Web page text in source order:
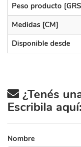
Peso producto
Medidas [CM]
Disponible desde
¿Tenés
Escribila aquí:
Nombre